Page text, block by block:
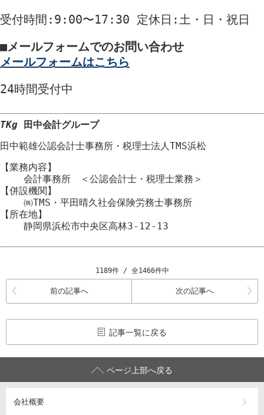
受付時間 :9:00〜17:30 定休日 :土・日・祝日
■メールフォームでのお問い合わせ
メールフォームはこちら
24時間受付中
TKg 田中会計グループ
田中範雄公認会計士事務所 ・ 税理士法人TMS浜松
【業務内容】
会計事務所 ＜公認会計士・税理士業務＞
【併設機関】
㈱TMS・平田晴久社会保険労務士事務所
【所在地】
静岡県浜松市中央区高林3-12-13
1189件 / 全1466件中
前の記事へ 次の記事へ
記事一覧に戻る
ページ上部へ戻る
会社概要